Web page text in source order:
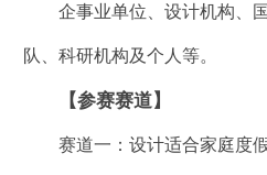
企事业单位、设计机构、
队、科研机构及个人等。
【参赛赛道】
赛道一：设计适合家庭度